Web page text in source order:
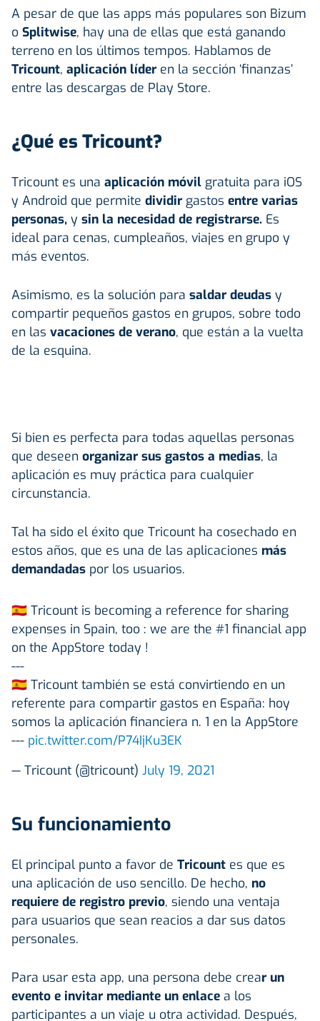
A pesar de que las apps más populares son Bizum
o Splitwise, hay una de ellas que está ganando
terreno en los últimos tempos. Hablamos de
Tricount, aplicación líder en la sección ‘finanzas’
entre las descargas de Play Store.
¿Qué es Tricount?
Tricount es una aplicación móvil gratuita para iOS
y Android que permite dividir gastos entre varias
personas, y sin la necesidad de registrarse. Es
ideal para cenas, cumpleaños, viajes en grupo y
más eventos.
Asimismo, es la solución para saldar deudas y
compartir pequeños gastos en grupos, sobre todo
en las vacaciones de verano, que están a la vuelta
de la esquina.
Si bien es perfecta para todas aquellas personas
que deseen organizar sus gastos a medias, la
aplicación es muy práctica para cualquier
circunstancia.
Tal ha sido el éxito que Tricount ha cosechado en
estos años, que es una de las aplicaciones más
demandadas por los usuarios.
🇪🇸 Tricount is becoming a reference for sharing
expenses in Spain, too : we are the #1 financial app
on the AppStore today !
---
🇪🇸 Tricount también se está convirtiendo en un
referente para compartir gastos en España: hoy
somos la aplicación financiera n. 1 en la AppStore
--- pic.twitter.com/P74IjKu3EK
— Tricount (@tricount) July 19, 2021
Su funcionamiento
El principal punto a favor de Tricount es que es
una aplicación de uso sencillo. De hecho, no
requiere de registro previo, siendo una ventaja
para usuarios que sean reacios a dar sus datos
personales.
Para usar esta app, una persona debe crear un
evento e invitar mediante un enlace a los
participantes a un viaje u otra actividad. Después,